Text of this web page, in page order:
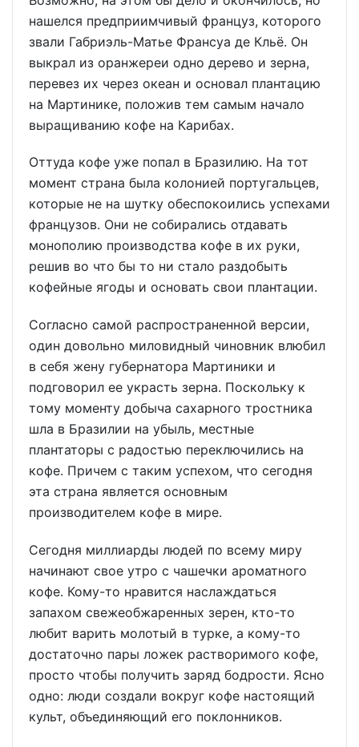
нашелся предприимчивый француз, которого
звали Габриэль-Матье Франсуа де Кльё. Он
выкрал из оранжереи одно дерево и зерна,
перевез их через океан и основал плантацию
на Мартинике, положив тем самым начало
выращиванию кофе на Карибах.
Оттуда кофе уже попал в Бразилию. На тот
момент страна была колонией португальцев,
которые не на шутку обеспокоились успехами
французов. Они не собирались отдавать
монополию производства кофе в их руки,
решив во что бы то ни стало раздобыть
кофейные ягоды и основать свои плантации.
Согласно самой распространенной версии,
один довольно миловидный чиновник влюбил
в себя жену губернатора Мартиники и
подговорил ее украсть зерна. Поскольку к
тому моменту добыча сахарного тростника
шла в Бразилии на убыль, местные
плантаторы с радостью переключились на
кофе. Причем с таким успехом, что сегодня
эта страна является основным
производителем кофе в мире.
Сегодня миллиарды людей по всему миру
начинают свое утро с чашечки ароматного
кофе. Кому-то нравится наслаждаться
запахом свежеобжаренных зерен, кто-то
любит варить молотый в турке, а кому-то
достаточно пары ложек растворимого кофе,
просто чтобы получить заряд бодрости. Ясно
одно: люди создали вокруг кофе настоящий
культ, объединяющий его поклонников.